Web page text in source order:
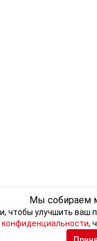
Мы собираем
чтобы улучшить
конфиденциальности,